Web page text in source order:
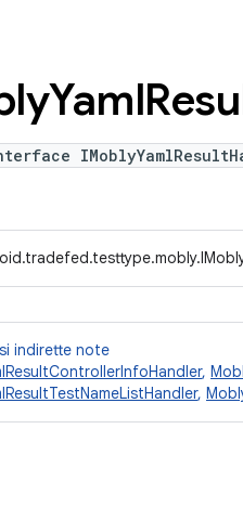
Yaml
indirette note
,
,